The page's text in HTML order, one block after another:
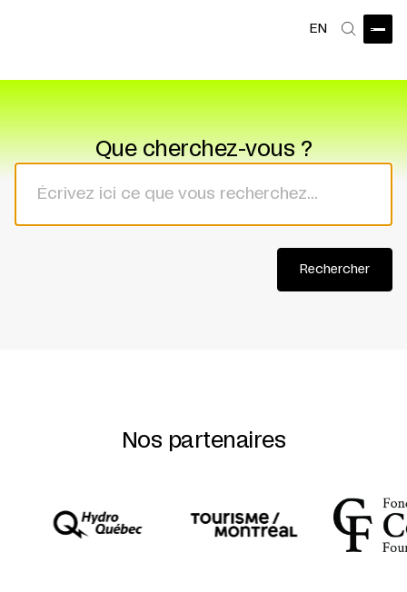
EN
Que cherchez-vous ?
Rechercher
Nos partenaires